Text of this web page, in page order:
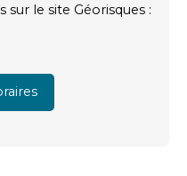
le site Géorisques :